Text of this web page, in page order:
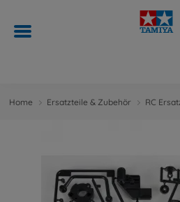
Home Ersatzteile & Zubehör RC